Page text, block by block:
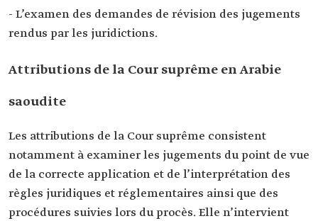
- L’examen des demandes de révision des jugements
rendus par les juridictions.
Attributions de la Cour suprême en Arabie
saoudite
Les attributions de la Cour suprême consistent
notamment à examiner les jugements du point de vue
de la correcte application et de l’interprétation des
règles juridiques et réglementaires ainsi que des
procédures suivies lors du procès. Elle n’intervient